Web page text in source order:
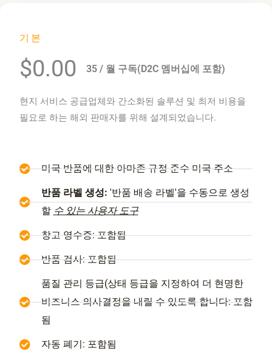
기본
$0.00 35 / 월 구독(D2C 멤버십에 포함)
현지 서비스 공급업체와 간소화된 솔루션 및 최저 비용을
필요로 하는 해외 판매자를 위해 설계되었습니다.
미국 반품에 대한 아마존 규정 준수 미국 주소
반품 라벨 생성: '반품 배송 라벨'을 수동으로 생성
할 수 있는 사용자 도구
창고 영수증: 포함됨
반품 검사: 포함됨
품질 관리 등급(상태 등급을 지정하여 더 현명한
비즈니스 의사결정을 내릴 수 있도록 합니다: 포함
됨
자동 폐기: 포함됨